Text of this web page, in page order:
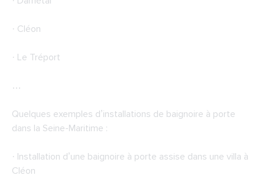
· Cléon
· Le Tréport
…
Quelques exemples d’installations de baignoire à porte
dans la Seine-Maritime :
· Installation d’une baignoire à porte assise dans une villa à
Cléon